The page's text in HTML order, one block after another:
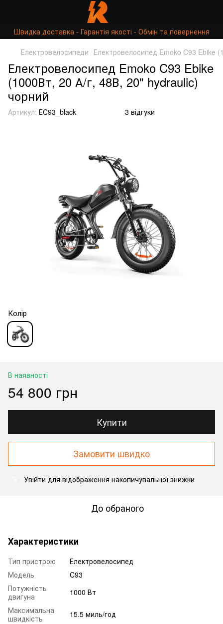
Швидка доставка - Гарантія якості - Обмін та повернення
Електровелосипеди Електровелосипед Emoko C93 Ebike
Електровелосипед Emoko C93 Ebike
(1000Вт, 20 А/г, 48В, 20" hydraulic)
чорний
Артикул: ЕC93_black 3 відгуки
Колір
В наявності
54 800 грн
Купити
Замовити швидко
Увійти для відображення накопичувальної знижки
До обраного
Характеристики
Тип пристрою
Електровелосипед
Модель
C93
Потужність
двигуна
1000 Вт
Максимальна
швидкість
15.5 миль/год